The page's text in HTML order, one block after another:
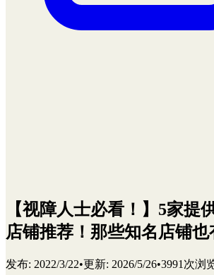
【视障人士必看！】5家提
店铺推荐！那些知名店铺也
发布: 2022/3/22•更新: 2026/5/26•3991次浏